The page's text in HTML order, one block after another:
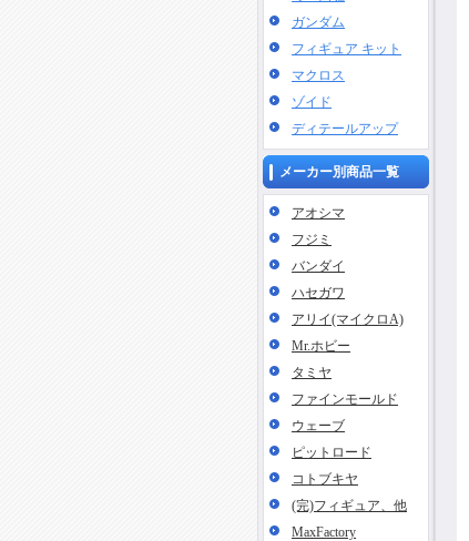
ガンダム
フィギュア キット
マクロス
ゾイド
ディテールアップ
メーカー別商品一覧
アオシマ
フジミ
バンダイ
ハセガワ
アリイ(マイクロA)
Mr.ホビー
タミヤ
ファインモールド
ウェーブ
ピットロード
コトブキヤ
(完)フィギュア、他
MaxFactory